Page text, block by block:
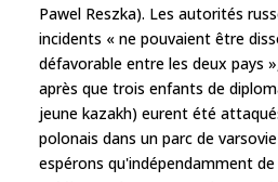
Pawel Reszka). Les autorités
incidents « ne pouvaient être
défavorable entre les deux pays
après que trois enfants de
jeune kazakh) eurent été
polonais dans un parc de
espérons qu'indépendamment